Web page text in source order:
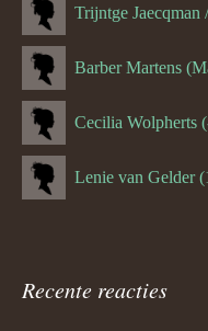
Cecilia Wolpherts
Recente reacties